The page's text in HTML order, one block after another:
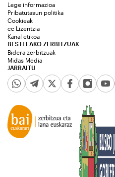
JARRAITU
Lege informazioa
Pribatutasun politika
Cookieak
cc Lizentzia
Kanal etikoa
BESTELAKO ZERBITZUAK
Bidera zerbitzuak
Midas Media